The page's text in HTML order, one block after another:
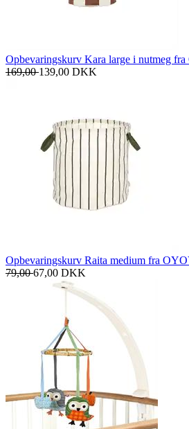
Opbevaringskurv Kara large i nutmeg
169,00139,00 DKK
Opbevaringskurv Raita medium fra
79,0067,00 DKK